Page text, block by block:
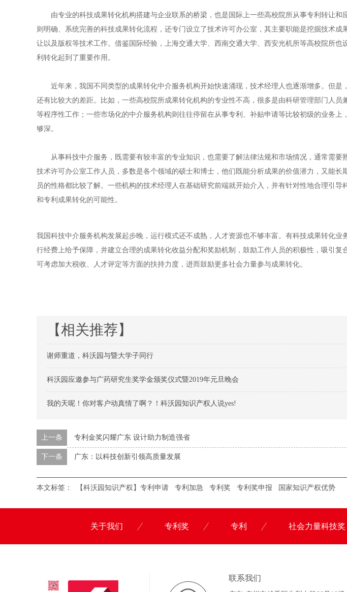
由专业的科技成果转化机构搭建与企业联系的桥梁，也是国际上一些高校院所从事专利转让和
则明确、系统完善的科技成果转化流程，还专门设立了技术许可办公室，其主要职能是挖掘技术
让以及版权等技术工作。借鉴国际经验，上海交通大学、西南交通大学、西安光机所等高校院所
利转化起到了重要作用。
近年来，我国不同类型的成果转化中介服务机构开始快速涌现，技术经理人也逐渐增多。但是
还有比较大的差距。比如，一些高校院所成果转化机构的专业性不高，很多是由科研管理部门人
等程序性工作；一些市场化的中介服务机构则往往停留在从事专利、补贴申请等比较初级的业务
够深。
从事科技中介服务，既需要有较丰富的专业知识，也需要了解法律法规和市场情况，通常需要
技术许可办公室工作人员，多数是各个领域的硕士和博士，他们既能分析成果的价值潜力，又能长
员的性格都比较了解。一些机构的技术经理人在基础研究前端就开始介入，并有针对性地合理引
和专利成果转化的可能性。
我国科技中介服务机构发展起步晚，运行模式还不成熟，人才资源也不够丰富。有科技成果转化
行经费上给予保障，并建立合理的成果转化收益分配和奖励机制，鼓励工作人员的积极性，吸引复
可考虑加大税收、人才评定等方面的扶持力度，进而鼓励更多社会力量参与成果转化。
【相关推荐】
谢师重道，科沃园与暨大学子同行
科沃园应邀参与广药研究生奖学金颁奖仪式暨2019年元旦晚会
我的天呢！你对客户动真情了啊？！科沃园知识产权人说yes!
上一条 专利金奖闪耀广东 设计助力制造强省
下一条 广东：以科技创新引领高质量发展
本文标签： 【科沃园知识产权】专利申请 专利加急 专利奖 专利奖申报 国家知识产权优势
关于我们 专利奖 专利 社会力量科技奖
联系我们